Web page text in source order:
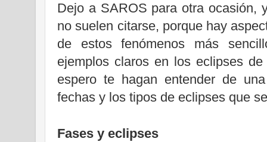
Dejo a SAROS para otra ocasión,
no suelen citarse, porque hay
de estos fenómenos más
ejemplos claros en los eclipses
espero te hagan entender de
fechas y los tipos de eclipses que
Fases y eclipses